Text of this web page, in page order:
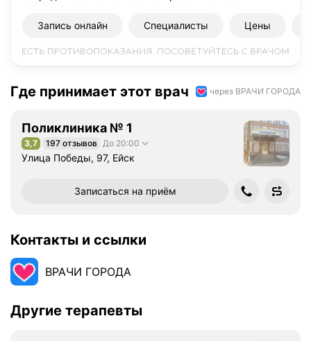
Запись онлайн Специалисты Цены
Где принимает этот врач через ВРАЧИ ГОРОДА
Поликлиника № 1
Рейтинг 3,7 из 5
3,7 197 отзывов До 20:00
Улица Победы, 97, Ейск
Записаться на приём
Контакты и ссылки
ВРАЧИ ГОРОДА
Другие терапевты